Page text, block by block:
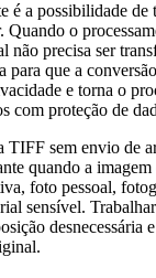
é a possibilidade de
Quando o
não precisa ser
para que a
e torna o
com proteção de
TIFF sem envio de
quando a
foto pessoal,
sensível.
desnecessária